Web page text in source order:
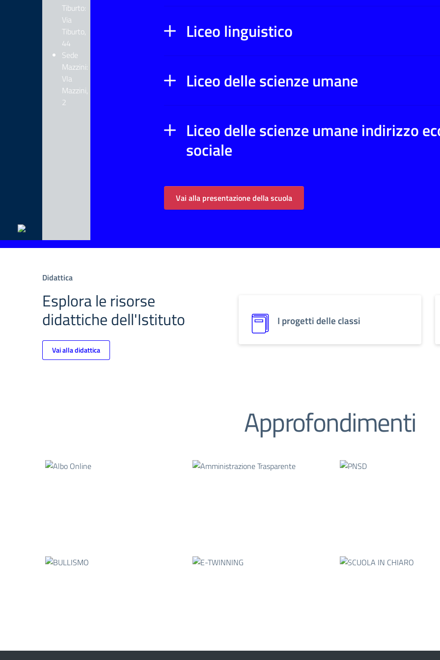
Tiburto:
Via
Tiburto,
44
Sede
Mazzini:
VIa
Mazzini,
2
Liceo linguistico
Liceo delle scienze umane
Liceo delle scienze umane indirizzo
sociale
Vai alla presentazione della scuola
Didattica
Esplora le risorse
didattiche dell'Istituto
Vai alla didattica
I progetti delle classi
Approfondimenti
Albo Online